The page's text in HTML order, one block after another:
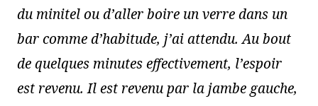
du minitel ou d’aller boire un verre dans un
bar comme d’habitude, j’ai attendu. Au bout
de quelques minutes effectivement, l’espoir
est revenu. Il est revenu par la jambe gauche,